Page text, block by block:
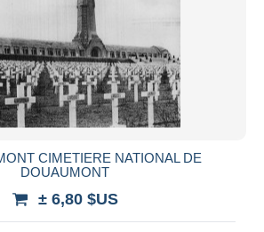
CIMETIERE NATIONAL DE
DOUAUMONT
± 6,80 $US